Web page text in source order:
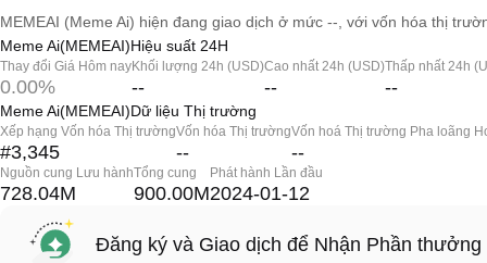
MEMEAI (Meme Ai) hiện đang giao dịch ở mức --, với vốn hóa thị
Meme Ai(MEMEAI)Hiệu suất 24H
Thay đổi Giá Hôm nay
0.00%
Khối lượng 24h (USD)
--
Cao nhất 24h (USD)
--
Thấp nhất 24h
--
Meme Ai(MEMEAI)Dữ liệu Thị trường
Xếp hạng Vốn hóa Thị trường
#3,345
Vốn hóa Thị trường
--
Vốn hoá Thị trường Pha loãng
--
Nguồn cung Lưu hành
728.04M
Tổng cung
900.00M
Phát hành Lần đầu
2024-01-12
Đăng ký và Giao dịch để Nhận Phần thưởng